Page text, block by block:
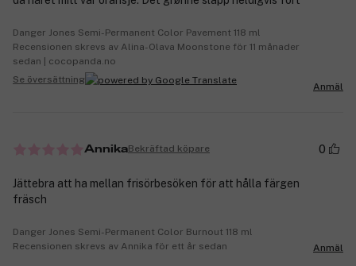
Danger Jones Semi-Permanent Color Pavement 118 ml
Recensionen skrevs av Alina-Olava Moonstone för 11 månader
sedan | cocopanda.no
Se översättning
Anmäl
AnnikaBekräftad köpare 0
Jättebra att ha mellan frisörbesöken för att hålla färgen
fräsch
Danger Jones Semi-Permanent Color Burnout 118 ml
Recensionen skrevs av Annika för ett år sedan
Anmäl